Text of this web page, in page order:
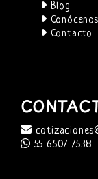
Blog
Conócenos
Contacto
55 6507 7538